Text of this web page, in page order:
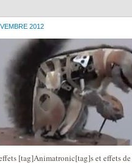
2012
[tag]Animatronic[tag]s et effets